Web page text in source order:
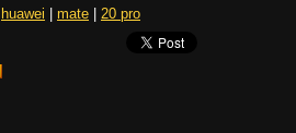
huawei mate 20 pro